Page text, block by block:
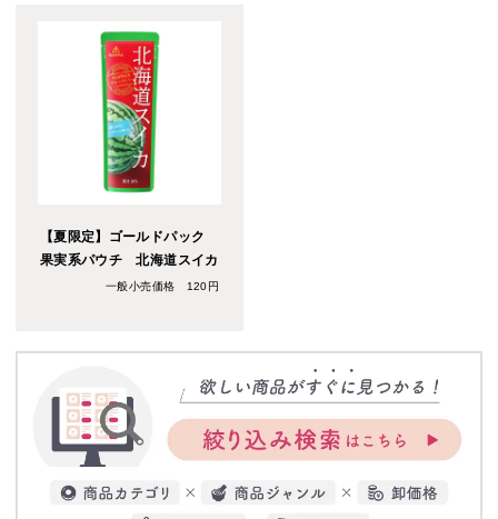
【夏限定】ゴールドパック
果実系パウチ 北海道スイカ
一般小売価格 120円